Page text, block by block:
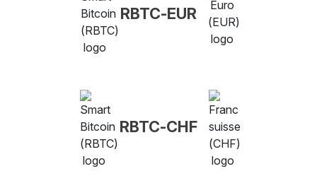
RBTC-EUR
RBTC-CHF